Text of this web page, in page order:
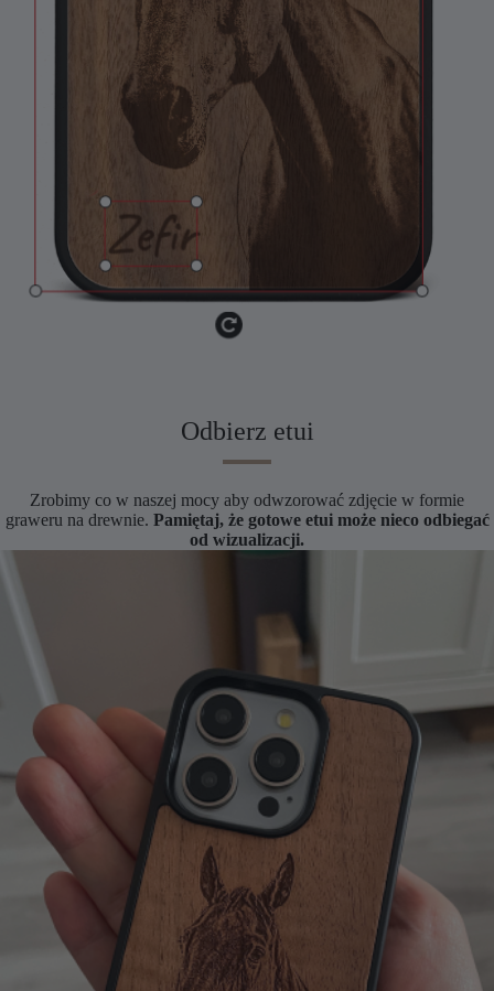
Odbierz etui
Zrobimy co w naszej mocy aby odwzorować zdjęcie w formie
graweru na drewnie. Pamiętaj, że gotowe etui może nieco odbiegać
od wizualizacji.